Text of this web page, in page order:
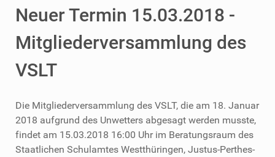
Neuer Termin 15.03.2018 -
Mitgliederversammlung des
VSLT
Die Mitgliederversammlung des VSLT, die am 18. Januar
2018 aufgrund des Unwetters abgesagt werden musste,
findet am 15.03.2018 16:00 Uhr im Beratungsraum des
Staatlichen Schulamtes Westthüringen, Justus-Perthes-